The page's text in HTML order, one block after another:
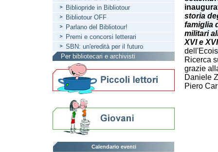
storia
famiglia
militari
XVI e
Ricerca
grazie
Daniele
Piero
Bibliopride in Bibliotour
Bibliotour OFF
Parlano del Bibliotour!
Premi e concorsi letterari
SBN: un'eredità per il futuro
Per bibliotecari e archivisti
Calendario eventi